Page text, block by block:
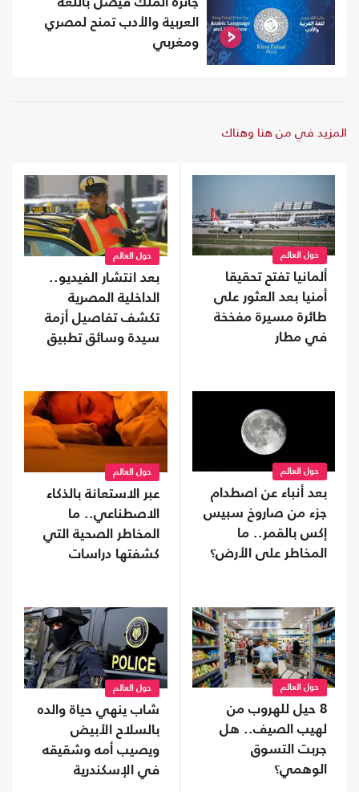
العربية والأدب تمنح لمصري
ومغربي
المزيد في من هنا وهناك
حول العالم
ألمانيا تفتح تحقيقا
أمنيا بعد العثور على
طائرة مسيرة مفخخة
في مطار
حول العالم
بعد انتشار الفيديو..
الداخلية المصرية
تكشف تفاصيل أزمة
سيدة وسائق تطبيق
حول العالم
بعد أنباء عن اصطدام
جزء من صاروخ سبيس
إكس بالقمر.. ما
المخاطر على الأرض؟
حول العالم
عبر الاستعانة بالذكاء
الاصطناعي.. ما
المخاطر الصحية التي
كشفتها دراسات
حول العالم
8 حيل للهروب من
لهيب الصيف.. هل
جربت التسوق
الوهمي؟
حول العالم
شاب ينهي حياة والده
بالسلاح الأبيض
ويصيب أمه وشقيقه
في الإسكندرية